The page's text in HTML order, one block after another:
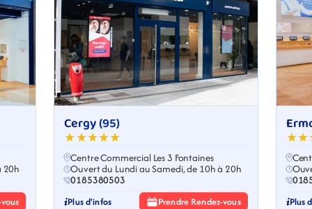
20h
Cergy (95)
★★★★★
Centre Commercial Les 3 Fontaines
Ouvert du Lundi au Samedi, de 10h à 20h
0185380503
Plus d'infos Prendre Rendez-vous Plus